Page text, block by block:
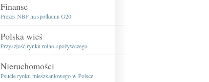
Finanse
Prezes NBP na spotkaniu G20
Polska wieś
Przyszłość rynku rolno-spożywczego
Nieruchomości
Psucie rynku mieszkaniowego w Polsce